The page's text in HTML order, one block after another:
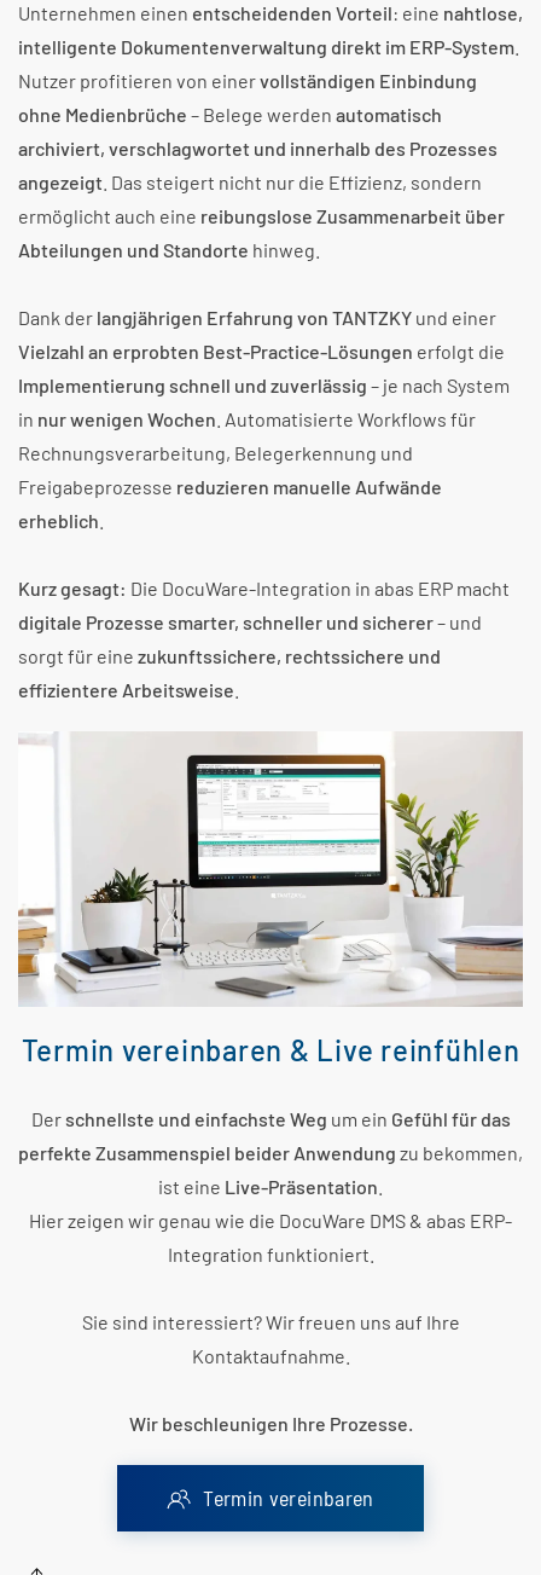
Unternehmen einen entscheidenden Vorteil: eine nahtlose,
intelligente Dokumentenverwaltung direkt im ERP-System
Nutzer profitieren von einervollständigen Einbindung
ohne Medienbrüche – Belege werden automatisch
archiviert, verschlagwortet und innerhalb des Prozesses
angezeigt . Das steigert nicht nur die Effizienz, sondern
ermöglicht auch eine reibungslose Zusammenarbeit über
Abteilungen und Standorte hinweg.
Dank der langjährigen Erfahrung von TANTZKY und einer
Vielzahl an erprobten Best-Practice-Lösungen erfolgt die
Implementierung schnell und zuverlässig – je nach System
in nur wenigen Wochen . Automatisierte Workflows für
Rechnungsverarbeitung, Belegerkennung und
Freigabeprozesse reduzieren manuelle Aufwände
erheblich
Kurz gesagt: Die DocuWare-Integration in abas ERP macht
digitale Prozesse smarter, schneller und sicherer– und
sorgt für eine zukunftssichere, rechtssichere und
effizientere Arbeitsweise
Termin vereinbaren & Live reinfühlen
Der schnellste und einfachste Weg um ein Gefühl für das
perfekte Zusammenspiel beider Anwendung zu bekommen,
ist eine Live-Präsentation
Hier zeigen wir genau wie die DocuWare DMS & abas ERP-
Integration funktioniert.
Sie sind interessiert? Wir freuen uns auf Ihre
Kontaktaufnahme.
Wir beschleunigen Ihre Prozesse.
Termin vereinbaren